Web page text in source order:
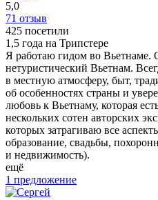
5,0
71 отзыв
425 посетили
1,5 года на Трипстере
Я работаю гидом во
нетуристический Вьетнам.
в местную атмосферу, быт,
об особенностях страны и
любовь к Вьетнаму, которая
нескольких сотен авторских
которых затрагиваю все
образование, свадьбы,
и недвижимость).
ещё
1 предложение